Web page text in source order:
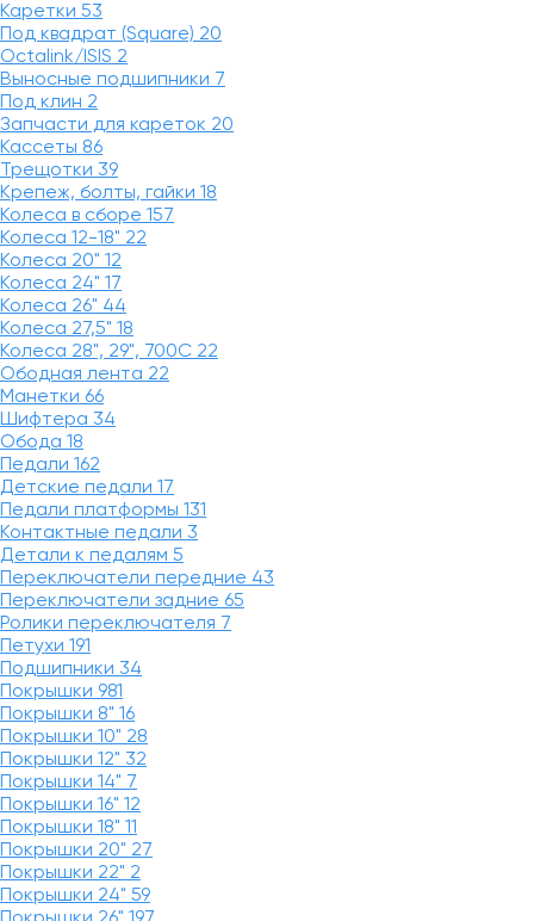
Каретки 53
Под квадрат (Square) 20
Octalink/ISIS 2
Выносные подшипники 7
Под клин 2
Запчасти для кареток 20
Кассеты 86
Трещотки 39
Крепеж, болты, гайки 18
Колеса в сборе 157
Колеса 12-18" 22
Колеса 20" 12
Колеса 24" 17
Колеса 26" 44
Колеса 27,5" 18
Колеса 28", 29", 700С 22
Ободная лента 22
Манетки 66
Шифтера 34
Обода 18
Педали 162
Детские педали 17
Педали платформы 131
Контактные педали 3
Детали к педалям 5
Переключатели передние 43
Переключатели задние 65
Ролики переключателя 7
Петухи 191
Подшипники 34
Покрышки 981
Покрышки 8" 16
Покрышки 10" 28
Покрышки 12" 32
Покрышки 14" 7
Покрышки 16" 12
Покрышки 18" 11
Покрышки 20" 27
Покрышки 22" 2
Покрышки 24" 59